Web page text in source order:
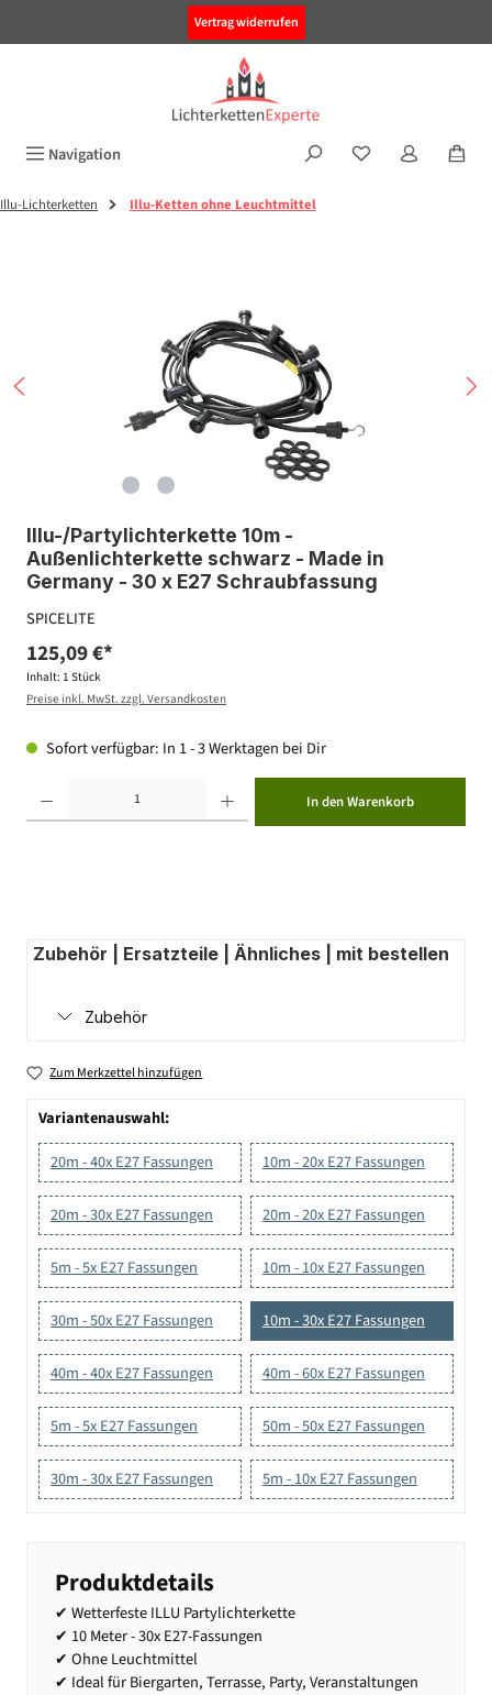
Vertrag widerrufen
Navigation
Illu-Lichterketten Illu-Ketten ohne Leuchtmittel
Illu-/Partylichterkette 10m -
Außenlichterkette schwarz - Made in
Germany - 30 x E27 Schraubfassung
SPICELITE
125,09 €*
Inhalt: 1 Stück
Preise inkl. MwSt. zzgl. Versandkosten
Sofort verfügbar: In 1 - 3 Werktagen bei Dir
In den Warenkorb
Zubehör | Ersatzteile | Ähnliches | mit bestellen
Zubehör
Zum Merkzettel hinzufügen
Variantenauswahl:
20m - 40x E27 Fassungen
10m - 20x E27 Fassungen
20m - 30x E27 Fassungen 20m - 20x E27 Fassungen
5m - 5x E27 Fassungen 10m - 10x E27 Fassungen
30m - 50x E27 Fassungen 10m - 30x E27 Fassungen
40m - 40x E27 Fassungen 40m - 60x E27 Fassungen
5m - 5x E27 Fassungen 50m - 50x E27 Fassungen
30m - 30x E27 Fassungen 5m - 10x E27 Fassungen
Produktdetails
✔ Wetterfeste ILLU Partylichterkette
✔ 10 Meter - 30x E27-Fassungen
✔ Ohne Leuchtmittel
✔ Ideal für Biergarten, Terrasse, Party, Veranstaltungen